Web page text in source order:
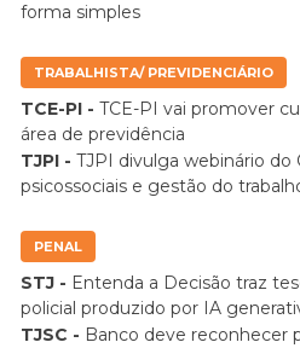
forma simples
TRABALHISTA/ PREVIDENCIÁRIO
TCE-PI - TCE-PI vai promover
área de previdência
TJPI - TJPI divulga webinário do
psicossociais e gestão do
PENAL
STJ - Entenda a Decisão traz
policial produzido por IA
TJSC - Banco deve reconhecer